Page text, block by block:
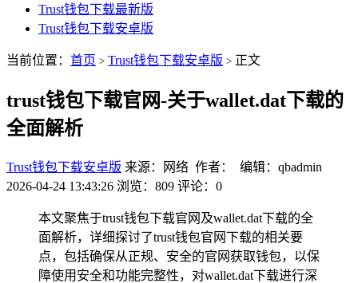
Trust钱包下载最新版
Trust钱包下载安卓版
当前位置： 首页 > Trust钱包下载安卓版 > 正文
trust钱包下载官网-关于wallet.dat下载的
全面解析
Trust钱包下载安卓版 来源：网络 作者： 编辑：qbadmin
2026-04-24 13:43:26 浏览：809 评论：0
本文聚焦于trust钱包下载官网及wallet.dat下载的全
面解析，详细探讨了trust钱包官网下载的相关要
点，包括确保从正规、安全的官网获取钱包，以保
障使用安全和功能完整性，对wallet.dat下载进行深